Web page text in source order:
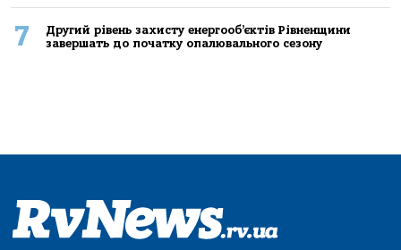
7
Другий рівень захисту енергооб’єктів Рівненщини
завершать до початку опалювального сезону